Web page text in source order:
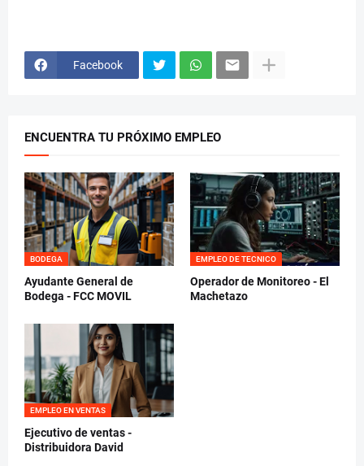
Facebook
ENCUENTRA TU PRÓXIMO EMPLEO
BODEGA
Ayudante General de
Bodega - FCC MOVIL
EMPLEO DE TECNICO
Operador de Monitoreo - El
Machetazo
EMPLEO EN VENTAS
Ejecutivo de ventas -
Distribuidora David